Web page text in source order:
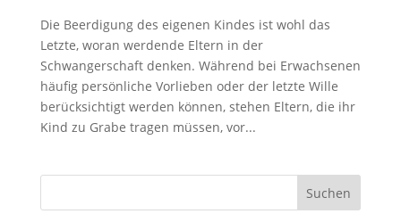
Die Beerdigung des eigenen Kindes ist wohl das
Letzte, woran werdende Eltern in der
Schwangerschaft denken. Während bei Erwachsenen
häufig persönliche Vorlieben oder der letzte Wille
berücksichtigt werden können, stehen Eltern, die ihr
Kind zu Grabe tragen müssen, vor...